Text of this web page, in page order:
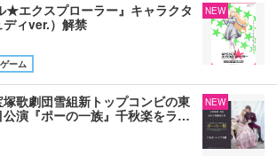
★エクスプローラー』キャラクタ
ィver.）解禁
ーム
NEW
歌劇団雪組新トップコンビの東
演『ポーの一族』千秋楽をラ…
NEW